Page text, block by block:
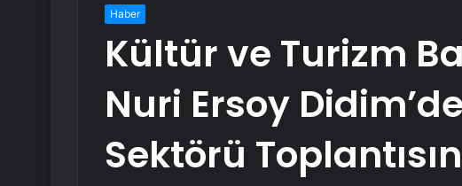
Haber
Kültür ve Turizm
Nuri Ersoy
Sektörü